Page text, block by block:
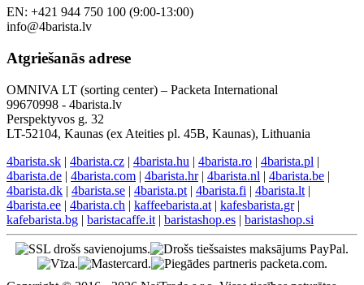
EN: +421 944 750 100 (9:00-13:00)
info@4barista.lv
Atgriešanās adrese
OMNIVA LT (sorting center) – Packeta International
99670998 - 4barista.lv
Perspektyvos g. 32
LT-52104, Kaunas (ex Ateities pl. 45B, Kaunas), Lithuania
4barista.sk | 4barista.cz | 4barista.hu | 4barista.ro | 4barista.pl |
4barista.de | 4barista.com | 4barista.hr| 4barista.nl | 4barista.be |
4barista.dk | 4barista.se | 4barista.pt | 4barista.fi | 4barista.lt |
4barista.ee | 4barista.ch | kaffeebarista.at | kafesbarista.gr|
kafebarista.bg | baristacaffe.it | baristashop.es | baristashop.si